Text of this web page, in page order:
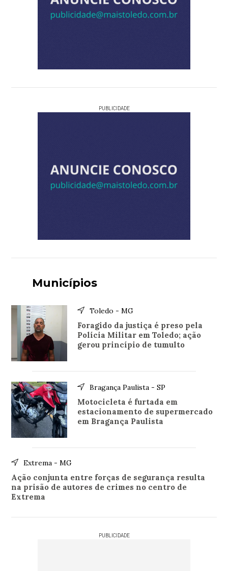
PUBLICIDADE
Municípios
Toledo - MG
Foragido da justiça é preso pela
Polícia Militar em Toledo; ação
gerou princípio de tumulto
Bragança Paulista - SP
Motocicleta é furtada em
estacionamento de supermercado
em Bragança Paulista
Extrema - MG
Ação conjunta entre forças de segurança resulta
na prisão de autores de crimes no centro de
Extrema
PUBLICIDADE